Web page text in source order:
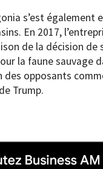
s’est
En 2017,
de la décision
la faune sauvage
des opposants
Trump.